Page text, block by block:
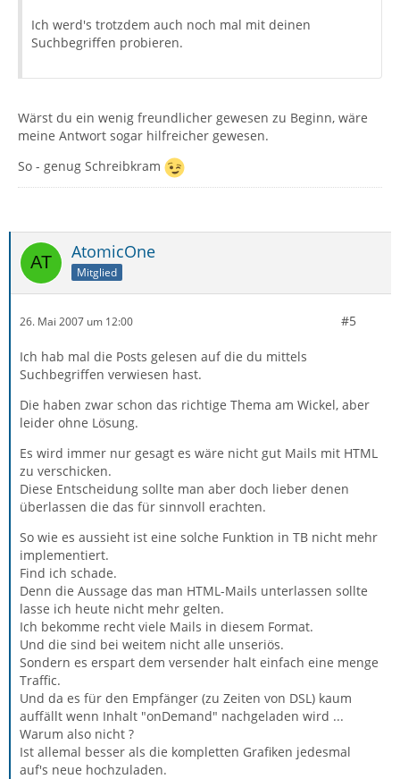
Ich werd's trotzdem auch noch mal mit deinen
Suchbegriffen probieren.
Wärst du ein wenig freundlicher gewesen zu Beginn, wäre
meine Antwort sogar hilfreicher gewesen.
So - genug Schreibkram
AtomicOne
Mitglied
26. Mai 2007 um 12:00 #5
Ich hab mal die Posts gelesen auf die du mittels
Suchbegriffen verwiesen hast.
Die haben zwar schon das richtige Thema am Wickel, aber
leider ohne Lösung.
Es wird immer nur gesagt es wäre nicht gut Mails mit HTML
zu verschicken.
Diese Entscheidung sollte man aber doch lieber denen
überlassen die das für sinnvoll erachten.
So wie es aussieht ist eine solche Funktion in TB nicht mehr
implementiert.
Find ich schade.
Denn die Aussage das man HTML-Mails unterlassen sollte
lasse ich heute nicht mehr gelten.
Ich bekomme recht viele Mails in diesem Format.
Und die sind bei weitem nicht alle unseriös.
Sondern es erspart dem versender halt einfach eine menge
Traffic.
Und da es für den Empfänger (zu Zeiten von DSL) kaum
auffällt wenn Inhalt "onDemand" nachgeladen wird ...
Warum also nicht ?
Ist allemal besser als die kompletten Grafiken jedesmal
auf's neue hochzuladen.